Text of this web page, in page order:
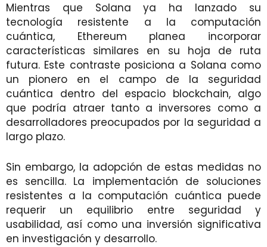
Mientras que Solana ya ha lanzado su
tecnología resistente a la computación
cuántica, Ethereum planea incorporar
características similares en su hoja de ruta
futura. Este contraste posiciona a Solana como
un pionero en el campo de la seguridad
cuántica dentro del espacio blockchain, algo
que podría atraer tanto a inversores como a
desarrolladores preocupados por la seguridad a
largo plazo.
Sin embargo, la adopción de estas medidas no
es sencilla. La implementación de soluciones
resistentes a la computación cuántica puede
requerir un equilibrio entre seguridad y
usabilidad, así como una inversión significativa
en investigación y desarrollo.